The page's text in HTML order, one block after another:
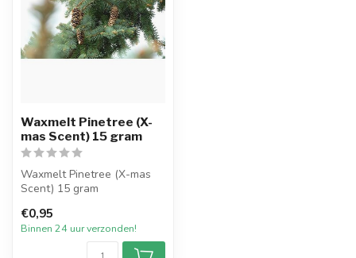
Waxmelt Pinetree (X-
mas Scent) 15 gram
Waxmelt Pinetree (X-mas
Scent) 15 gram
Onze Pinetree (X-mas
Scent) waxmelts z...
€0,95
Binnen 24 uur verzonden!